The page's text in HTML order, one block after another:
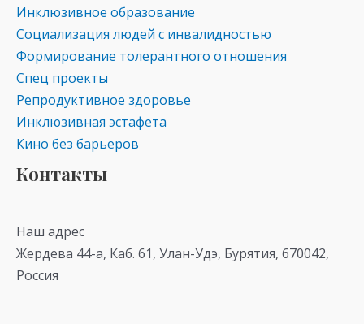
Инклюзивное образование
Социализация людей с инвалидностью
Формирование толерантного отношения
Спец проекты
Репродуктивное здоровье
Инклюзивная эстафета
Кино без барьеров
Контакты
Наш адрес
Жердева 44-а, Каб. 61, Улан-Удэ, Бурятия, 670042,
Россия